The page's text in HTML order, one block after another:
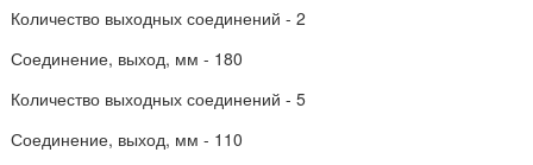
Количество выходных соединений - 2
Соединение, выход, мм - 180
Количество выходных соединений - 5
Соединение, выход, мм - 110